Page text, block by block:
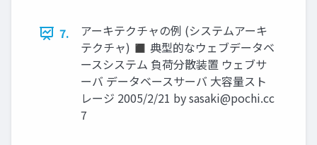
7.
アーキテクチャの例 (システムアーキ
テクチャ) ◼ 典型的なウェブデータベ
ースシステム 負荷分散装置 ウェブサ
ーバ データベースサーバ 大容量スト
レージ 2005/2/21 bysasaki@pochi.cc
7